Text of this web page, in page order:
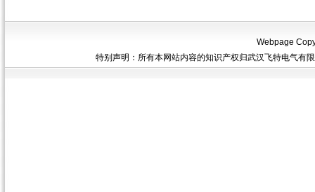
Webpage
特别声明：所有本网站内容的知识产权归武汉飞特电气有